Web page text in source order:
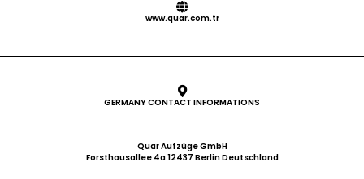
www.quar.com.tr
GERMANY CONTACT INFORMATIONS
Quar Aufzüge GmbH
Forsthausallee 4a 12437 Berlin Deutschland